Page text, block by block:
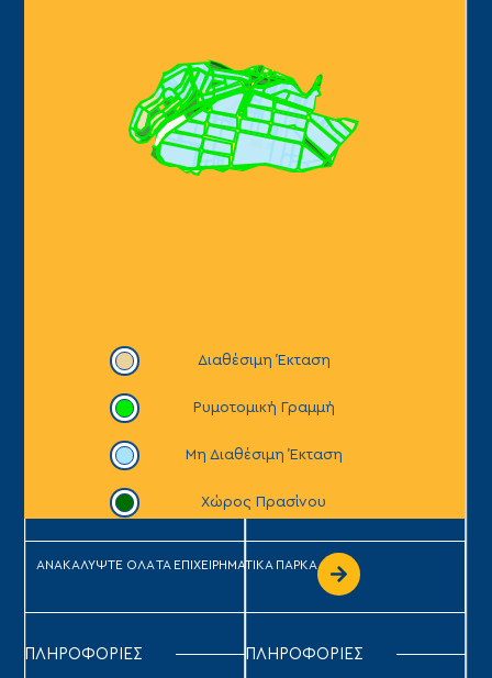
ΑΝΑΚΑΛΥΨΤΕ ΟΛΑ ΤΑ ΕΠΙΧΕΙΡΗΜΑΤΙΚΑ ΠΑΡΚΑ
ΠΛΗΡΟΦΟΡΙΕΣ ΠΛΗΡΟΦΟΡΙΕΣ